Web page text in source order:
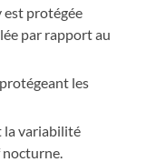
protégée
par rapport au
les
la variabilité